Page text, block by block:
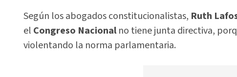
Según los abogados constitucionalistas, Ruth
el Congreso Nacionalno tiene junta directiva,
violentando la norma parlamentaria.